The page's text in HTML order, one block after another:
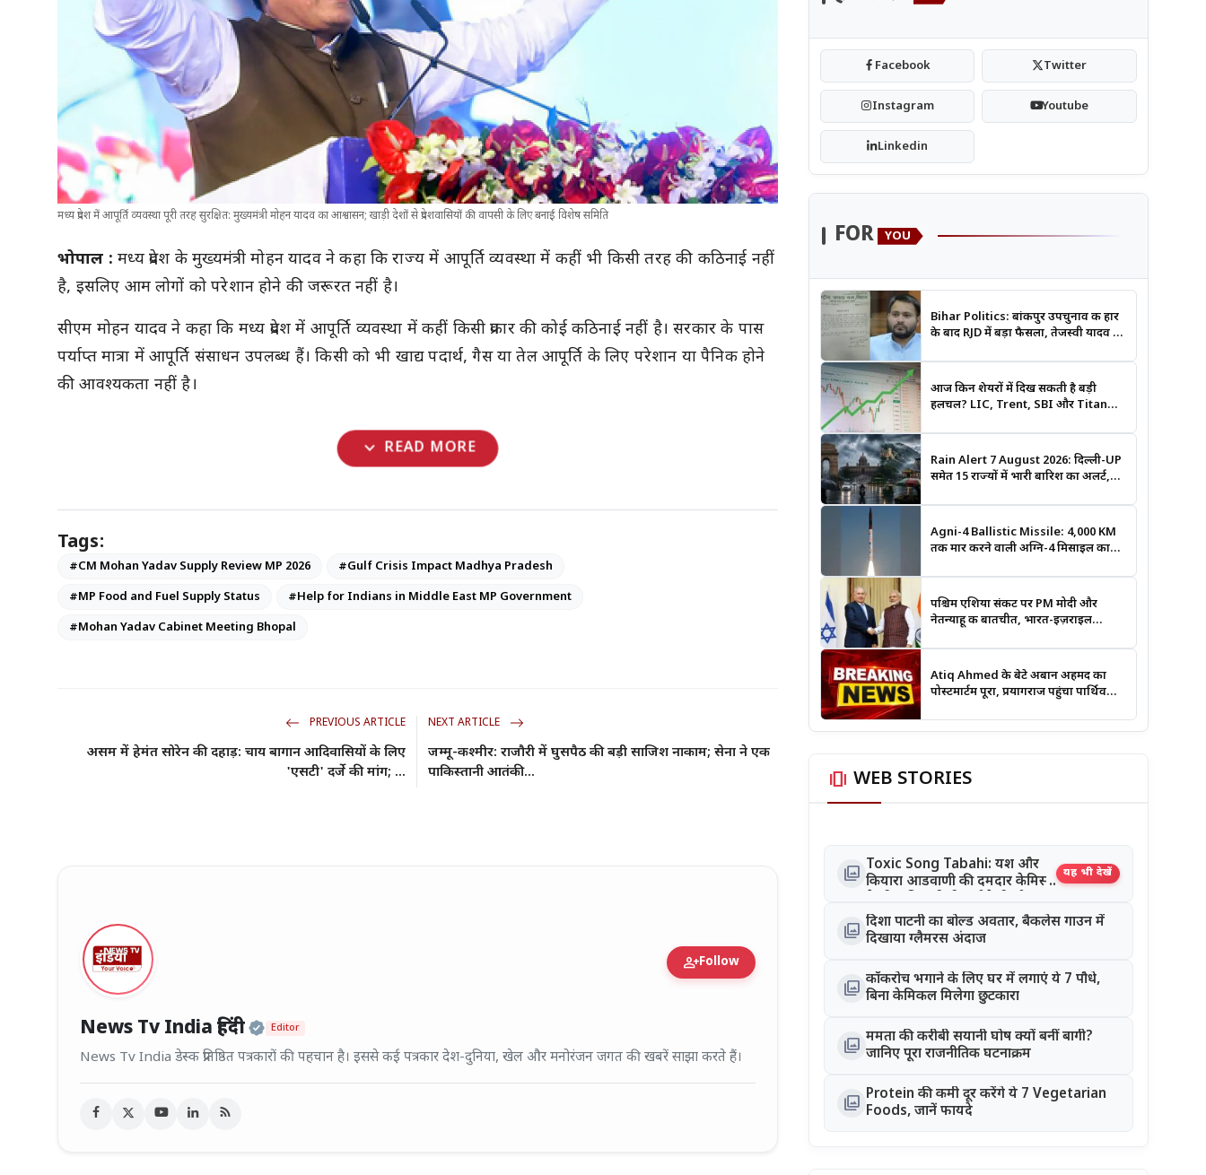
मध्य प्रदेश में आपूर्ति व्यवस्था पूरी तरह सुरक्षित: मुख्यमंत्री मोहन यादव का आश्वासन; खाड़ी देशों से प्रदेशवासियों की वापसी के लिए बनाई विशेष समिति
भोपाल :मध्य प्रदेश के मुख्यमंत्री मोहन यादव ने कहा कि राज्य में आपूर्ति व्यवस्था में कहीं भी किसी तरह की कठिनाई नहीं
है, इसलिए आम लोगों को परेशान होने की जरूरत नहीं है।
सीएम मोहन यादव ने कहा कि मध्य प्रदेश में आपूर्ति व्यवस्था में कहीं किसी प्रकार की कोई कठिनाई नहीं है। सरकार के पास
पर्याप्त मात्रा में आपूर्ति संसाधन उपलब्ध हैं। किसी को भी खाद्य पदार्थ, गैस या तेल आपूर्ति के लिए परेशान या पैनिक होने
की आवश्यकता नहीं है।
expand_more READ MORE
Tags:
#CM Mohan Yadav Supply Review MP 2026
#Gulf Crisis Impact Madhya Pradesh
#MP Food and Fuel Supply Status
#Help for Indians in Middle East MP Government
#Mohan Yadav Cabinet Meeting Bhopal
PREVIOUS ARTICLE
असम में हेमंत सोरेन की दहाड़: चाय बागान आदिवासियों के लिए
'एसटी' दर्जे की मांग; ...
NEXT ARTICLE
जम्मू-कश्मीर: राजौरी में घुसपैठ की बड़ी साजिश नाकाम; सेना ने एक
पाकिस्तानी आतंकी...
person_addFollow
News Tv India हिंदी Official | Verified Expert • 27 Mar, 2026
Editor
News Tv India डेस्क प्रतिष्ठित पत्रकारों की पहचान है। इससे कई पत्रकार देश-दुनिया, खेल और मनोरंजन जगत की खबरें साझा करते हैं।
Facebook Twitter
Instagram Youtube
Linkedin
FOR YOU
Bihar Politics: बांकीपुर उपचुनाव की हार
के बाद RJD में बड़ा फैसला, तेजस्वी यादव ने
आज किन शेयरों में दिख सकती है बड़ी
हलचल? LIC, Trent, SBI और Titan
Rain Alert 7 August 2026: दिल्ली-UP
समेत 15 राज्यों में भारी बारिश का अलर्ट,
Agni-4 Ballistic Missile: 4,000 KM
तक मार करने वाली अग्नि-4 मिसाइल का
हुई और मजबूत
पश्चिम एशिया संकट पर PM मोदी और
नेतन्याहू की बातचीत, भारत-इज़राइल
Atiq Ahmed के बेटे अबान अहमद का
पोस्टमार्टम पूरा, प्रयागराज पहुंचा पार्थिव
amp_stories WEB STORIES
photo_library Toxic Song Tabahi: यश और
कियारा आडवाणी की दमदार केमिस्ट्री
मीडिया पर छाया गाना
यह भी देखें
photo_library दिशा पाटनी का बोल्ड अवतार, बैकलेस गाउन में
दिखाया ग्लैमरस अंदाज
photo_library कॉकरोच भगाने के लिए घर में लगाएं ये 7 पौधे,
बिना केमिकल मिलेगा छुटकारा
photo_library ममता की करीबी सयानी घोष क्यों बनीं बागी?
जानिए पूरा राजनीतिक घटनाक्रम
photo_library Protein की कमी दूर करेंगे ये 7 Vegetarian
Foods, जानें फायदे